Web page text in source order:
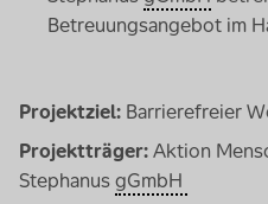
Betreuungsangebot im
Projektziel: Barrierefreier
Projektträger:Aktion
StephanusgGmbH